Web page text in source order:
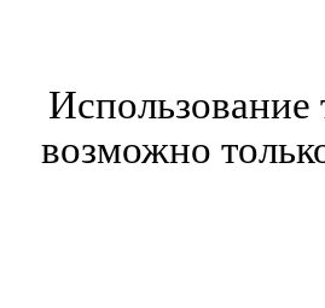
Использование
возможно